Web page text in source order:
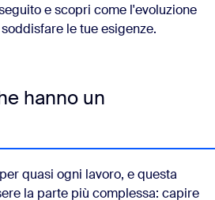
e scopri come l'evoluzione
le tue esigenze.
hanno un
quasi ogni lavoro, e questa
la parte più complessa: capire